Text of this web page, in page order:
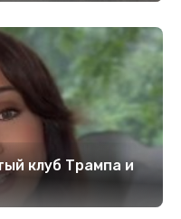
клуб Трампа и